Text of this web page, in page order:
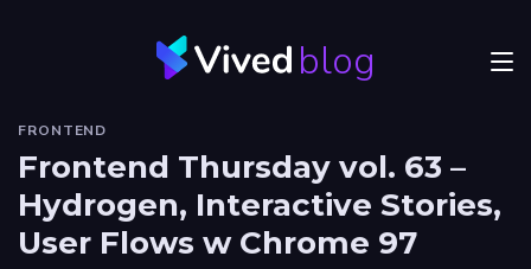
blog
Craftsmanship
Frontend
FRONTEND
Frontend Thursday vol. 63 –
Hydrogen, Interactive Stories,
User Flows w Chrome 97